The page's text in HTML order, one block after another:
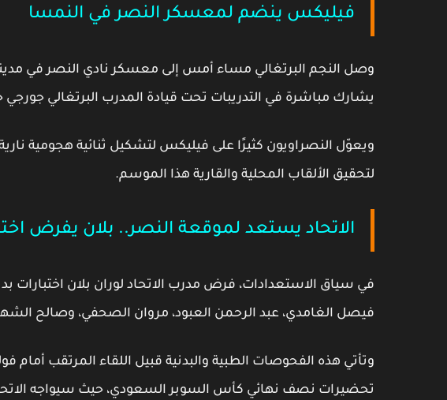
فيليكس ينضم لمعسكر النصر في النمسا
وصل النجم البرتغالي مساء أمس إلى معسكر نادي النصرفي
يشارك مباشرة في التدريبات تحت قيادة المدرب البرتغالي
ويعوّل النصراويون كثيرًا على فيليكس لتشكيل ثنائية هجومية
لتحقيق الألقاب المحلية والقارية هذا الموسم.
الاتحاد يستعد لموقعة النصر.. بلان يفرض
في سياق الاستعدادات، فرض مدرب الاتحاد لوران بلان اختبارات
فيصل الغامدي، عبد الرحمن العبود، مروان الصحفي، وصالح
وتأتي هذه الفحوصات الطبية والبدنية قبيل اللقاء المرتقب أمام
تحضيرات نصف نهائي كأس السوبر السعودي، حيث سيواجه الاتحاد